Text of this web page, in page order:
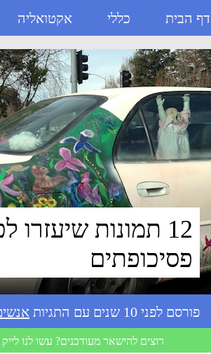
דף הבית כללי אקטואליה 12 תמונות שיעזרו לכם לזהות פסיכופתים - ניוזבוקס
12 תמונות שיעזרו
פסיכופתים
פורסם לפני 10 שנים עם התגיות
רוצים להישאר מעודכנים? עשו לנו